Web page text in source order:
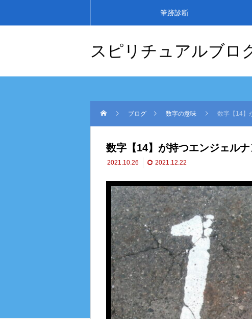
筆跡診断
スピリチュアルブロ
ブログ 数字の意味 数字【14】
数字【14】が持つエンジェル
2021.10.26 2021.12.22